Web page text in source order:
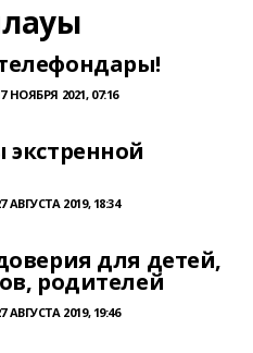
НОЯБРЯ 2021, 07:16
АВГУСТА 2019, 18:34
для детей,
родителей
АВГУСТА 2019, 19:46